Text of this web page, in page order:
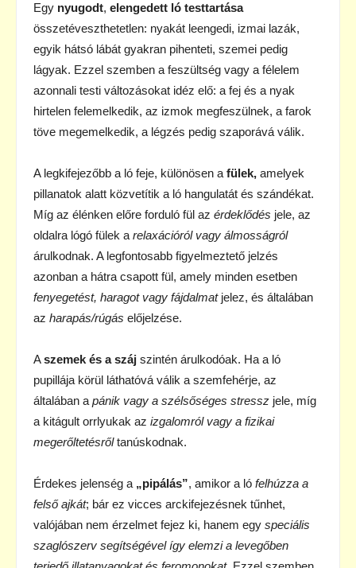
Egy nyugodt, elengedett ló testtartása
összetéveszthetetlen: nyakát leengedi, izmai lazák,
egyik hátsó lábát gyakran pihenteti, szemei pedig
lágyak. Ezzel szemben a feszültség vagy a félelem
azonnali testi változásokat idéz elő: a fej és a nyak
hirtelen felemelkedik, az izmok megfeszülnek, a farok
töve megemelkedik, a légzés pedig szaporává válik.
A legkifejezőbb a ló feje, különösen a fülek, amelyek
pillanatok alatt közvetítik a ló hangulatát és szándékat.
Míg az élénken előre forduló fül az érdeklődés jele, az
oldalra lógó fülek a relaxációról vagy álmosságról
árulkodnak. A legfontosabb figyelmeztető jelzés
azonban a hátra csapott fül, amely minden esetben
fenyegetést, haragot vagy fájdalmatjelez, és általában
az harapás/rúgás előjelzése.
Aszemek és a száj szintén árulkodóak. Ha a ló
pupillája körül láthatóvá válik a szemfehérje, az
általában a pánik vagy a szélsőséges stressz jele, míg
a kitágult orrlyukak az izgalomról vagy a fizikai
megerőltetésrőltanúskodnak.
Érdekes jelenség a „pipálás”, amikor a ló felhúzza a
felső ajkát; bár ez vicces arckifejezésnek tűnhet,
valójában nem érzelmet fejez ki, hanem egy speciális
szaglószerv segítségével így elemzi a levegőben